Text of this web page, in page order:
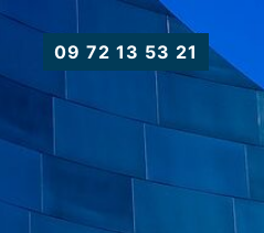
09 72 13 53 21